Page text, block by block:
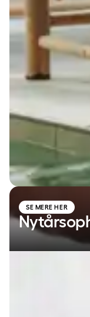
SE MERE HER
Nytårsophold